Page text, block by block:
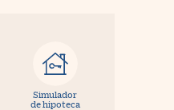
Simulador
de hipoteca